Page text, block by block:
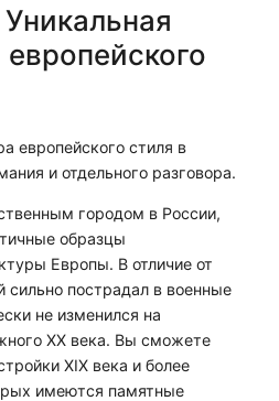
европейского
европейского стиля в
и отдельного разговора.
городом в России,
образцы
Европы. В отличие от
сильно пострадал в военные
не изменился на
XX века. Вы сможете
XIX века и более
имеются памятные